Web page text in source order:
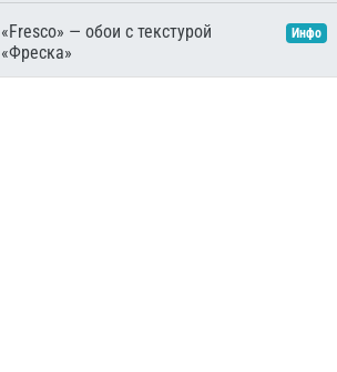
«Fresco» — обои с текстурой
«Фреска»
Инфо